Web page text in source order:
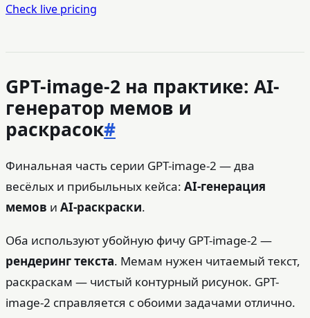
Check live pricing
GPT-image-2 на практике: AI-
генератор мемов и
раскрасок#
Финальная часть серии GPT-image-2 — два
весёлых и прибыльных кейса: AI-генерация
мемов и AI-раскраски.
Оба используют убойную фичу GPT-image-2 —
рендеринг текста. Мемам нужен читаемый текст,
раскраскам — чистый контурный рисунок. GPT-
image-2 справляется с обоими задачами отлично.